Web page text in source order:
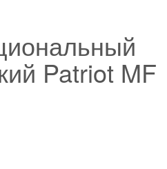
Patriot MF